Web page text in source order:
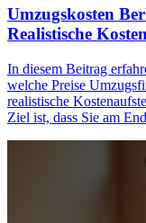
Umzugskosten
Realistische Kosten
In diesem Beitrag
welche Preise
realistische
Ziel ist, dass Sie am